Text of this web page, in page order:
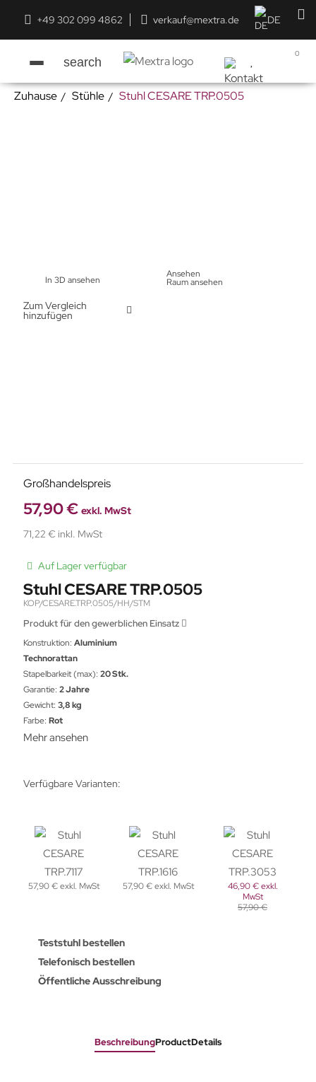
+49 302 099 4862 verkauf@mextra.de DE
search
0
Zuhause Stühle Stuhl CESARE TRP.0505
In 3D ansehen
Ansehen
Raum ansehen
Zum Vergleich
hinzufügen
Großhandelspreis
57,90 € exkl. MwSt
71,22 € inkl. MwSt
Auf Lager verfügbar
Stuhl CESARE TRP.0505
KOP/CESARE.TRP.0505/HH/STM
Produkt für den gewerblichen Einsatz
Konstruktion: Aluminium
Technorattan
Stapelbarkeit (max): 20 Stk.
Garantie: 2 Jahre
Gewicht: 3,8 kg
Farbe: Rot
Mehr ansehen
Verfügbare Varianten:
57,90 € exkl. MwSt 57,90 € exkl. MwSt
46,90 € exkl.
MwSt
57,90 €
Teststuhl bestellen
Telefonisch bestellen
Öffentliche Ausschreibung
BeschreibungProductDetails